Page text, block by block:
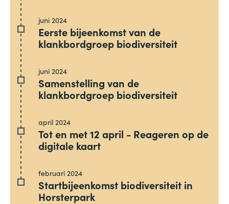
juni 2024
Eerste bijeenkomst van de
klankbordgroep biodiversiteit
juni 2024
Samenstelling van de
klankbordgroep biodiversiteit
april 2024
Tot en met 12 april - Reageren op de
digitale kaart
februari 2024
Startbijeenkomst biodiversiteit in
Horsterpark